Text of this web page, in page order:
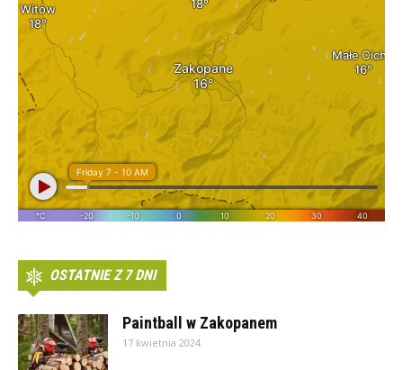
OSTATNIE Z 7 DNI
Paintball w Zakopanem
17 kwietnia 2024